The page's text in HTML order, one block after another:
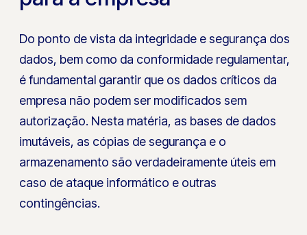
Do ponto de vista da integridade e segurança dos
dados, bem como da conformidade regulamentar,
é fundamental garantir que os dados críticos da
empresa não podem ser modificados sem
autorização. Nesta matéria, as bases de dados
imutáveis, as cópias de segurança e o
armazenamento são verdadeiramente úteis em
caso de ataque informático e outras
contingências.